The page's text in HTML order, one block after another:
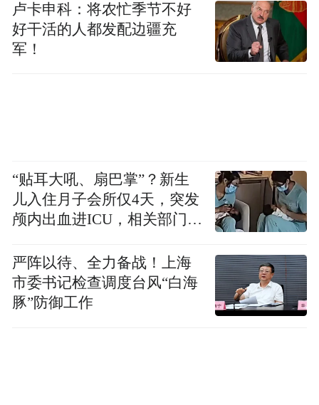
卢卡申科：将农忙季节不好
好干活的人都发配边疆充
军！
“贴耳大吼、扇巴掌”？新生
儿入住月子会所仅4天，突发
颅内出血进ICU，相关部门已
严阵以待、全力备战！上海
市委书记检查调度台风“白海
豚”防御工作